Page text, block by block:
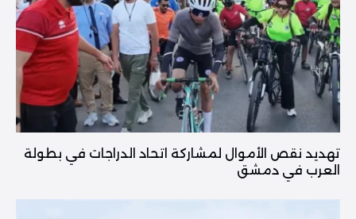
تهديد نقص الأموال لمشاركة اتحاد الدراجات في بطولة
العرب في دمشق